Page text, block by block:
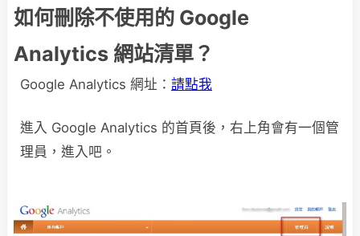
如何刪除不使用的 Google
Analytics 網站清單？
Google Analytics 網址： 請點我
進入 Google Analytics 的首頁後，右上角會有一個管
理員，進入吧。